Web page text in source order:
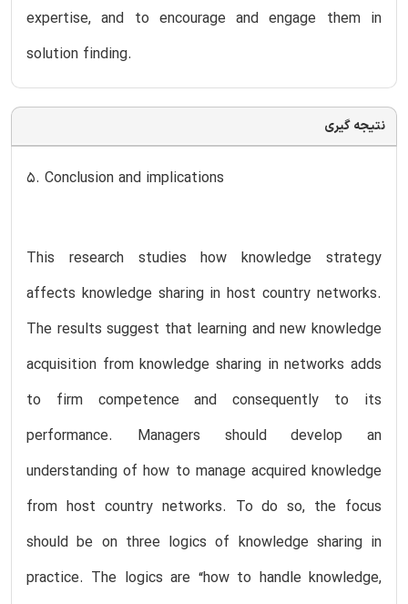
expertise, and to encourage and engage them in
solution finding.
نتیجه گیری
5. Conclusion and implications
This research studies how knowledge strategy
affects knowledge sharing in host country networks.
The results suggest that learning and new knowledge
acquisition from knowledge sharing in networks adds
to firm competence and consequently to its
performance. Managers should develop an
understanding of how to manage acquired knowledge
from host country networks. To do so, the focus
should be on three logics of knowledge sharing in
practice. The logics are “how to handle knowledge,